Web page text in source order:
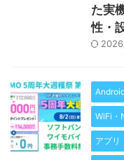
た実
性・
WiFi・
アプリ